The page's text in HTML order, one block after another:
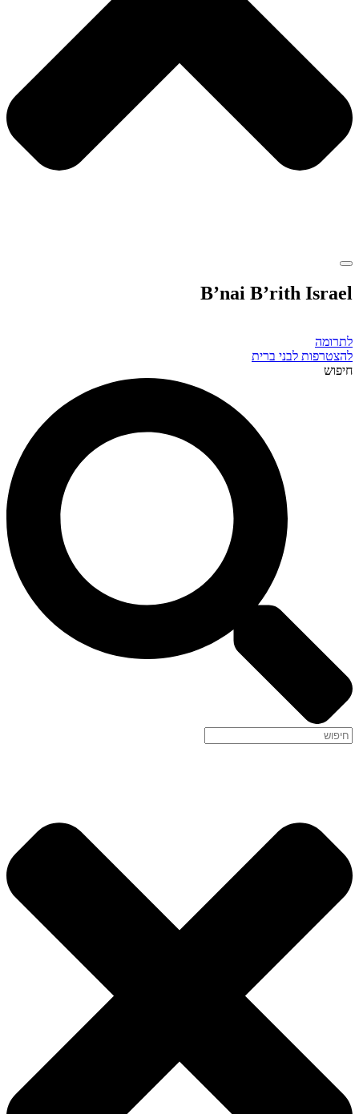
B’nai B’rith Israel
לתרומה
להצטרפות לבני ברית
חיפוש